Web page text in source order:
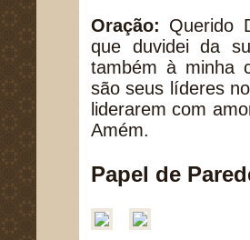
Oração: Querido
que duvidei da
também à minha
são seus líderes
liderarem com
Amém.
Papel de